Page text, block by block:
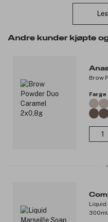
3046205
Andre kunder kjøpte
Brow
Farge
Liquid
300ml